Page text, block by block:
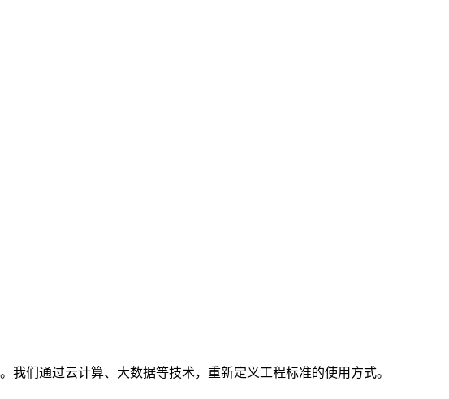
我们通过云计算、大数据等技术，重新定义工程标准的使用方式。